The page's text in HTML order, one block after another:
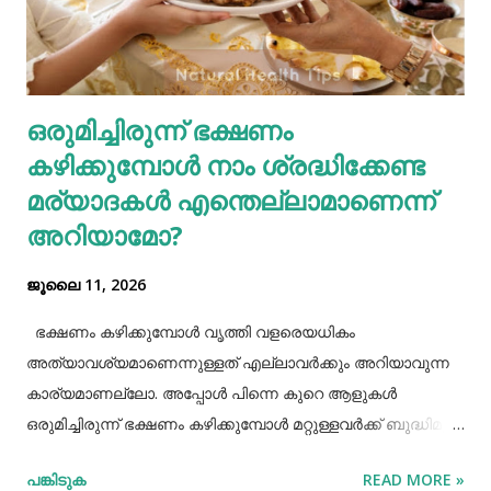
ഗ്യാസ്ട്രബിലിനെ നമുക്ക് ഇല്ലാതാക്കാം.ഫാസ്റ്റ് ഫുഡ്, ജങ്ക്
ഫുഡ് ഭക്ഷണങ്ങൾ, സ്നാക്സുകൾ തുടങ്ങിയവയെല്ലാം
ശരീരത്തിന് വലിയ ബുദ്ധിമുട്ടുകളാണ് ഉണ്ടാക്കുക.
പുകവലിയും മദ്യപാനവും ശരീരത്തിന് മാരകരോഗങ്ങൾ മാ...
ഒരുമിച്ചിരുന്ന് ഭക്ഷണം
കഴിക്കുമ്പോൾ നാം ശ്രദ്ധിക്കേണ്ട
മര്യാദകൾ എന്തെല്ലാമാണെന്ന്
അറിയാമോ?
ജൂലൈ 11, 2026
ഭക്ഷണം കഴിക്കുമ്പോൾ വൃത്തി വളരെയധികം
അത്യാവശ്യമാണെന്നുള്ളത് എല്ലാവർക്കും അറിയാവുന്ന
കാര്യമാണല്ലോ. അപ്പോൾ പിന്നെ കുറെ ആളുകൾ
ഒരുമിച്ചിരുന്ന് ഭക്ഷണം കഴിക്കുമ്പോൾ മറ്റുള്ളവർക്ക് ബുദ്ധിമുട്ട്
ശ്രദ്ധിക്കേണ്ട ചില കാര്യങ്ങളുണ്ട്. ആദ്യമായി നമ്മൾ
പങ്കിടുക READ MORE »